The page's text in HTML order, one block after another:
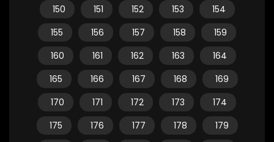
150
151 152 153
154
155
156 157 158
159
160
161 162 163
164
165
166 167 168
169
170
171 172 173
174
175
176 177 178
179